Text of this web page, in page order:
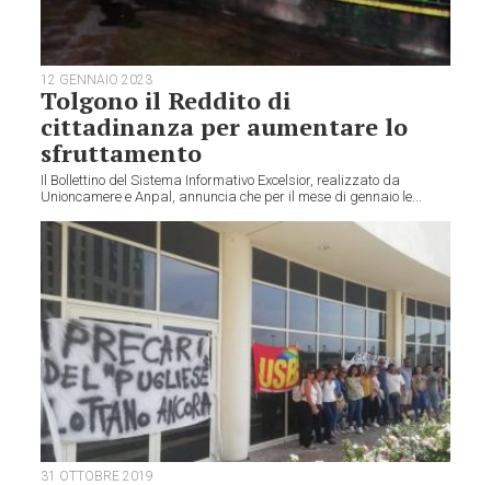
12 GENNAIO 2023
Tolgono il Reddito di
cittadinanza per aumentare lo
sfruttamento
Il Bollettino del Sistema Informativo Excelsior, realizzato da
Unioncamere e Anpal, annuncia che per il mese di gennaio le...
31 OTTOBRE 2019